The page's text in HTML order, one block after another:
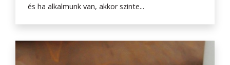
és ha alkalmunk van, akkor szinte...